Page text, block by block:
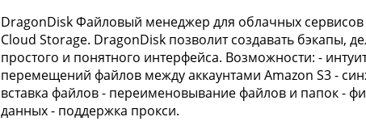
DragonDisk Файловый менеджер для облачных сервисов
Cloud Storage. DragonDisk позволит создавать бэкапы,
простого и понятного интерфейса. Возможности: -
перемещений файлов между аккаунтами Amazon S3 -
вставка файлов - переименовывание файлов и папок -
данных - поддержка прокси.